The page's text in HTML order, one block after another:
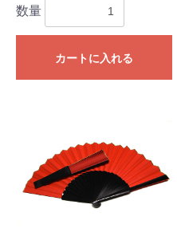
数量
カートに入れる